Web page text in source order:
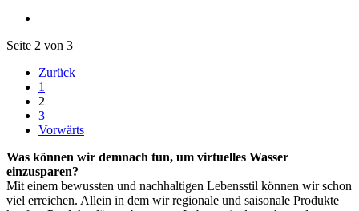
Seite 2 von 3
Zurück
1
2
3
Vorwärts
Was können wir demnach tun, um virtuelles Wasser
einzusparen?
Mit einem bewussten und nachhaltigen Lebensstil können wir schon
viel erreichen. Allein in dem wir regionale und saisonale Produkte